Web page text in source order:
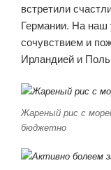
встретили
Германии. На наш
сочувствием и
Ирландией и
Жареный рис с
бюджетно